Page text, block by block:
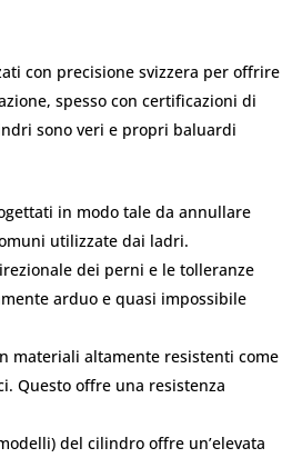
con precisione svizzera per offrire
spesso con certificazioni di
sono veri e propri baluardi
in modo tale da annullare
utilizzate dai ladri.
dei perni e le tolleranze
arduo e quasi impossibile
materiali altamente resistenti come
Questo offre una resistenza
del cilindro offre un’elevata